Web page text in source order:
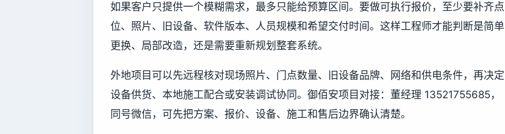
如果客户只提供一个模糊需求，最多只能给预算区间。要做可执行报价，至少要补齐点
位、照片、旧设备、软件版本、人员规模和希望交付时间。这样工程师才能判断是简单
更换、局部改造，还是需要重新规划整套系统。
外地项目可以先远程核对现场照片、门点数量、旧设备品牌、网络和供电条件，再决定
设备供货、本地施工配合或安装调试协同。御佰安项目对接：董经理 13521755685，
同号微信，可先把方案、报价、设备、施工和售后边界确认清楚。